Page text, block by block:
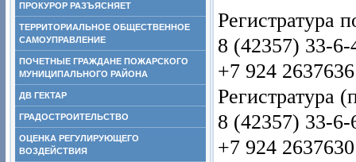
ПРОКУРОР РАЗЪЯСНЯЕТ
ТЕРРИТОРИАЛЬНОЕ ОБЩЕСТВЕННОЕ
САМОУПРАВЛЕНИЕ
ПОЧЕТНЫЕ ГРАЖДАНЕ ПОЖАРСКОГО
МУНИЦИПАЛЬНОГО РАЙОНА
ДВ ГЕКТАР
ГРАДОСТРОИТЕЛЬСТВО
ОЦЕНКА РЕГУЛИРУЮЩЕГО
ВОЗДЕЙСТВИЯ
Регистратура
8 (42357) 33-6-
+7 924 2637636
Регистратура
8 (42357) 33-6-
+7 924 2637630